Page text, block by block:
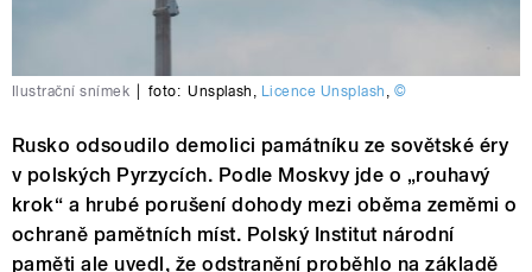
Ilustrační snímek foto: Unsplash Licence Unsplash ©
Rusko odsoudilo demolici památníku ze sovětské éry
v polských Pyrzycích. Podle Moskvy jde o „rouhavý
krok“ a hrubé porušení dohody mezi oběma zeměmi o
ochraně pamětních míst. Polský Institut národní
paměti ale uvedl, že odstranění proběhlo na základě